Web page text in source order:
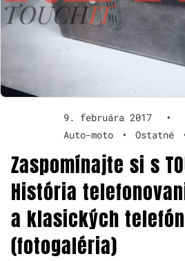
9. februára 2017 •
Auto-moto
• Ostatné
Zaspomínajte si s
História
a klasických
(fotogaléria)